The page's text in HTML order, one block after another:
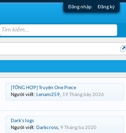
Đăng nhập Đăng ký
[TỔNG HỢP] Truyện One Piece
Người viết: Lenam259, 19 Tháng bảy 2026
Dark's logs
Người viết: Darkcross, 9 Tháng ba 2020